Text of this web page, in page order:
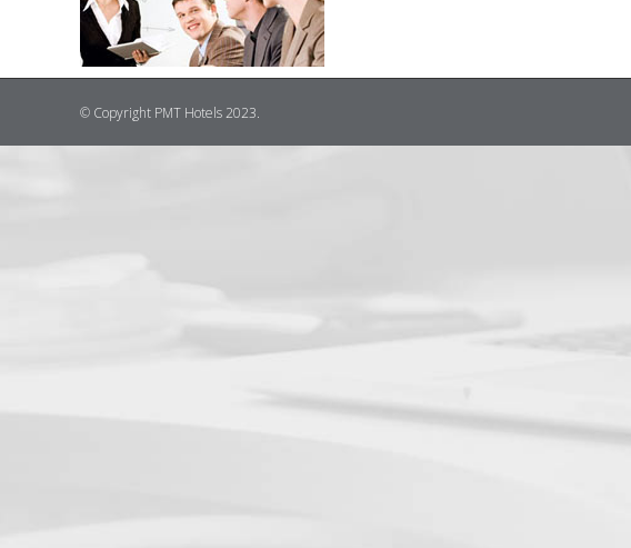
© Copyright PMT Hotels 2023.